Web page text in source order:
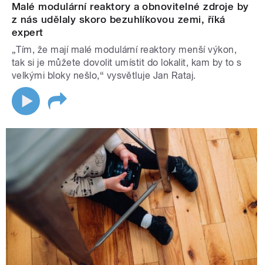
Malé modulární reaktory a obnovitelné zdroje by
z nás udělaly skoro bezuhlíkovou zemi, říká
expert
„Tím, že mají malé modulární reaktory menší výkon,
tak si je můžete dovolit umístit do lokalit, kam by to s
velkými bloky nešlo,“ vysvětluje Jan Rataj.